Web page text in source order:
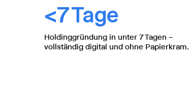
<7 Tage
Holdinggründung in unter 7 Tagen –
vollständig digital und ohne Papierkram.